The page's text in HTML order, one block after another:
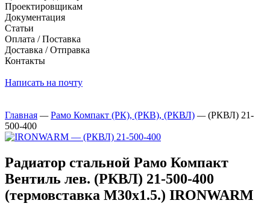
Проектировщикам
Документация
Статьи
Оплата / Поставка
Доставка / Отправка
Контакты
Написать на почту
Главная — Рамо Компакт (РК), (РКВ), (РКВЛ) — (РКВЛ) 21-
500-400
Радиатор стальной Рамо Компакт
Вентиль лев. (РКВЛ) 21-500-400
(термовставка М30х1.5.) IRONWARM